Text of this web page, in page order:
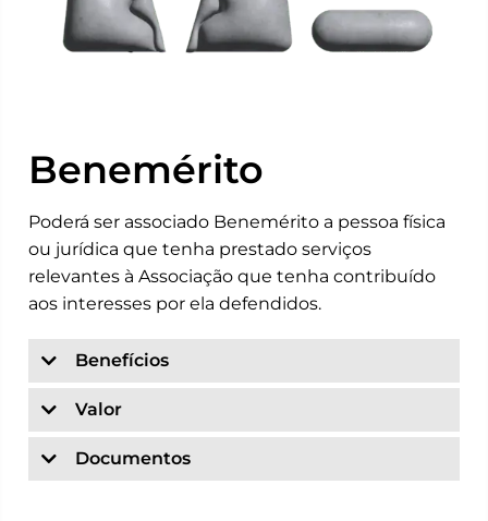
Benemérito
Poderá ser associado Benemérito a pessoa física
ou jurídica que tenha prestado serviços
relevantes à Associação que tenha contribuído
aos interesses por ela defendidos.
Benefícios
Valor
Documentos